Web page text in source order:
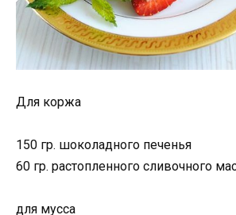
Для коржа
150 гр. шоколадного печенья
60 гр. растопленного сливочного
для мусса